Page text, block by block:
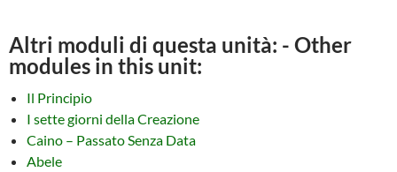
Altri moduli di questa unità: - Other
modules in this unit:
Il Principio
I sette giorni della Creazione
Caino – Passato Senza Data
Abele